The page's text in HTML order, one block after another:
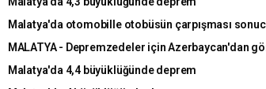
Malatya'da otomobille otobüsün çarpışması
MALATYA - Depremzedeler için Azerbaycan'dan
Malatya'da 4,4 büyüklüğünde deprem